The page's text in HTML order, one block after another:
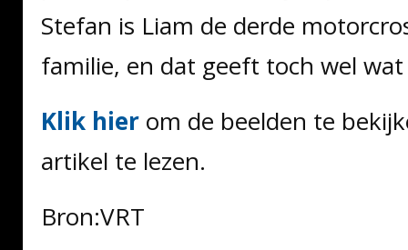
Stefan is Liam de derde
familie, en dat geeft toch wel
Klik hier om de beelden te
artikel te lezen.
Bron:VRT